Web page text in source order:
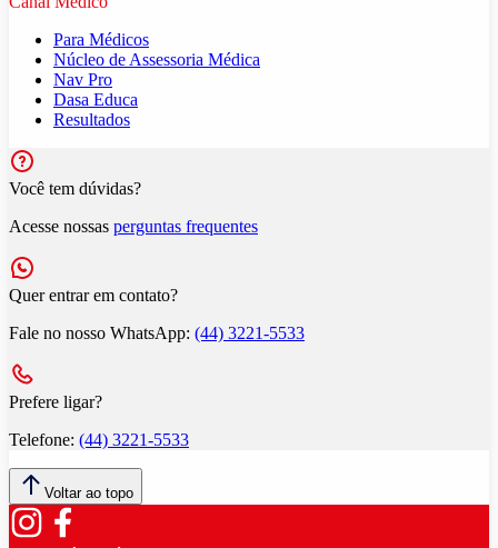
Para Médicos
Núcleo de Assessoria Médica
Nav Pro
Dasa Educa
Resultados
Você tem dúvidas?
Acesse nossas perguntas frequentes
Quer entrar em contato?
Fale no nosso WhatsApp: (44) 3221-5533
Prefere ligar?
Telefone: (44) 3221-5533
Voltar ao topo